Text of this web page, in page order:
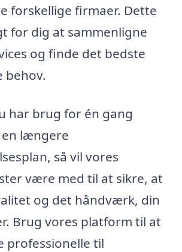
forskellige firmaer. Dette
for dig at sammenligne
og finde det bedste
behov.
har brug for én gang
længere
så vil vores
være med til at sikre, at
og det håndværk, din
Brug vores platform til at
professionelle til